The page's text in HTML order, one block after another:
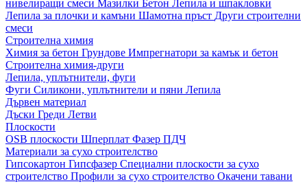
нивелиращи смеси Мазилки Бетон Лепила и шпакловки
Лепила за плочки и камъни Шамотна пръст Други строителни
смеси
Строителна химия
Химия за бетон Грундове Импрегнатори за камък и бетон
Строителна химия-други
Лепила, уплътнители, фуги
Фуги Силикони, уплътнители и пяни Лепила
Дървен материал
Дъски Греди Летви
Плоскости
OSB плоскости Шперплат Фазер ПДЧ
Материали за сухо строителство
Гипсокартон Гипсфазер Специални плоскости за сухо
строителство Профили за сухо строителство Окачени тавани